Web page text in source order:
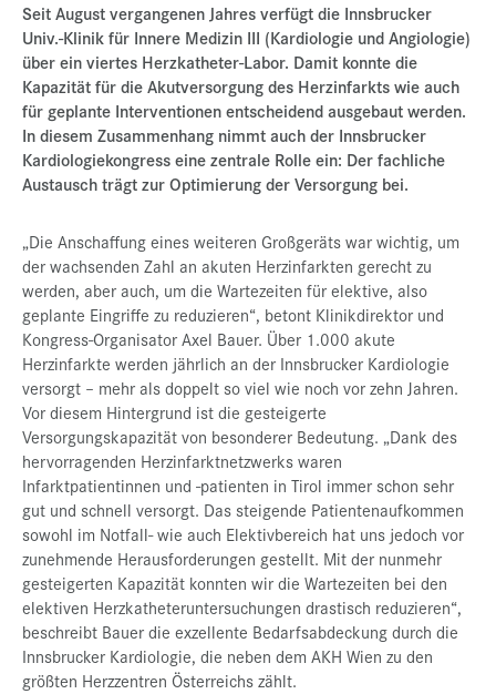
Seit August vergangenen Jahres verfügt die Innsbrucker
Univ.-Klinik für Innere Medizin III (Kardiologie und Angiologie)
über ein viertes Herzkatheter-Labor. Damit konnte die
Kapazität für die Akutversorgung des Herzinfarkts wie auch
für geplante Interventionen entscheidend ausgebaut werden.
In diesem Zusammenhang nimmt auch der Innsbrucker
Kardiologiekongress eine zentrale Rolle ein: Der fachliche
Austausch trägt zur Optimierung der Versorgung bei.
„Die Anschaffung eines weiteren Großgeräts war wichtig, um
der wachsenden Zahl an akuten Herzinfarkten gerecht zu
werden, aber auch, um die Wartezeiten für elektive, also
geplante Eingriffe zu reduzieren“, betont Klinikdirektor und
Kongress-Organisator Axel Bauer. Über 1.000 akute
Herzinfarkte werden jährlich an der Innsbrucker Kardiologie
versorgt – mehr als doppelt so viel wie noch vor zehn Jahren.
Vor diesem Hintergrund ist die gesteigerte
Versorgungskapazität von besonderer Bedeutung. „Dank des
hervorragenden Herzinfarktnetzwerks waren
Infarktpatientinnen und -patienten in Tirol immer schon sehr
gut und schnell versorgt. Das steigende Patientenaufkommen
sowohl im Notfall- wie auch Elektivbereich hat uns jedoch vor
zunehmende Herausforderungen gestellt. Mit der nunmehr
gesteigerten Kapazität konnten wir die Wartezeiten bei den
elektiven Herzkatheteruntersuchungen drastisch reduzieren“,
beschreibt Bauer die exzellente Bedarfsabdeckung durch die
Innsbrucker Kardiologie, die neben dem AKH Wien zu den
größten Herzzentren Österreichs zählt.